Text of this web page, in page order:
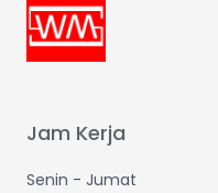
Jam Kerja
Senin - Jumat